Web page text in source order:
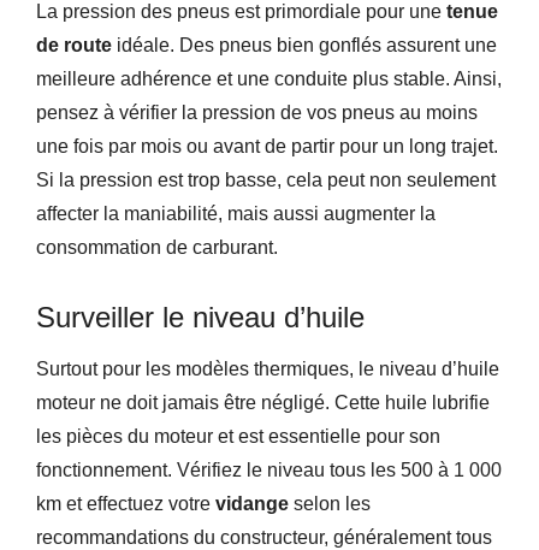
La pression des pneus est primordiale pour une tenue
de route idéale. Des pneus bien gonflés assurent une
meilleure adhérence et une conduite plus stable. Ainsi,
pensez à vérifier la pression de vos pneus au moins
une fois par mois ou avant de partir pour un long trajet.
Si la pression est trop basse, cela peut non seulement
affecter la maniabilité, mais aussi augmenter la
consommation de carburant.
Surveiller le niveau d’huile
Surtout pour les modèles thermiques, le niveau d’huile
moteur ne doit jamais être négligé. Cette huile lubrifie
les pièces du moteur et est essentielle pour son
fonctionnement. Vérifiez le niveau tous les 500 à 1 000
km et effectuez votre vidange selon les
recommandations du constructeur, généralement tous